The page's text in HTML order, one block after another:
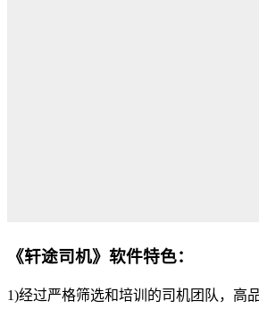
《轩途司机》软件特色：
1)经过严格筛选和培训的司机团队，高